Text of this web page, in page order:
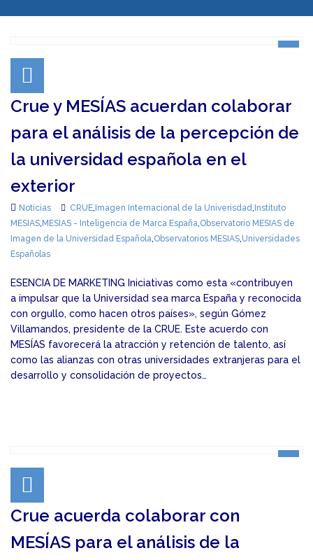
Crue y MESÍAS acuerdan colaborar
para el análisis de la percepción de
la universidad española en el
exterior
Noticias CRUE, Imagen Internacional de la Univerisdad, Instituto
MESIAS, MESIAS - Inteligencia de Marca España,Observatorio MESIAS de
Imagen de la Universidad Española,Observatorios MESIAS,Universidades
Españolas
ESENCIA DE MARKETING Iniciativas como esta «contribuyen
a impulsar que la Universidad sea marca España y reconocida
con orgullo, como hacen otros países», según Gómez
Villamandos, presidente de la CRUE. Este acuerdo con
MESÍAS favorecerá la atracción y retención de talento, así
como las alianzas con otras universidades extranjeras para el
desarrollo y consolidación de proyectos…
Crue acuerda colaborar con
MESÍAS para el análisis de la